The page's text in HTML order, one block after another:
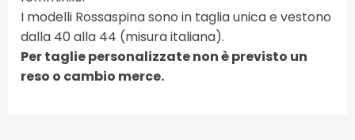
I modelli Rossaspina sono in taglia unica e vestono
dalla 40 alla 44 (misura italiana).
Per taglie personalizzate non è previsto un
reso o cambio merce.